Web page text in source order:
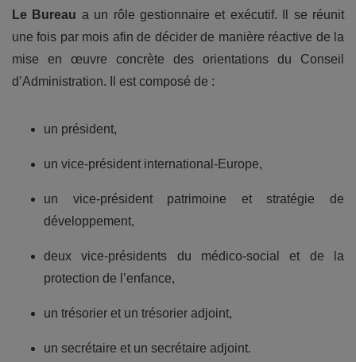
Le Bureau a un rôle gestionnaire et exécutif. Il se réunit
une fois par mois afin de décider de manière réactive de la
mise en œuvre concrète des orientations du Conseil
d’Administration. Il est composé de :
un président,
un vice-président international-Europe,
un vice-président patrimoine et stratégie de
développement,
deux vice-présidents du médico-social et de la
protection de l’enfance,
un trésorier et un trésorier adjoint,
un secrétaire et un secrétaire adjoint.